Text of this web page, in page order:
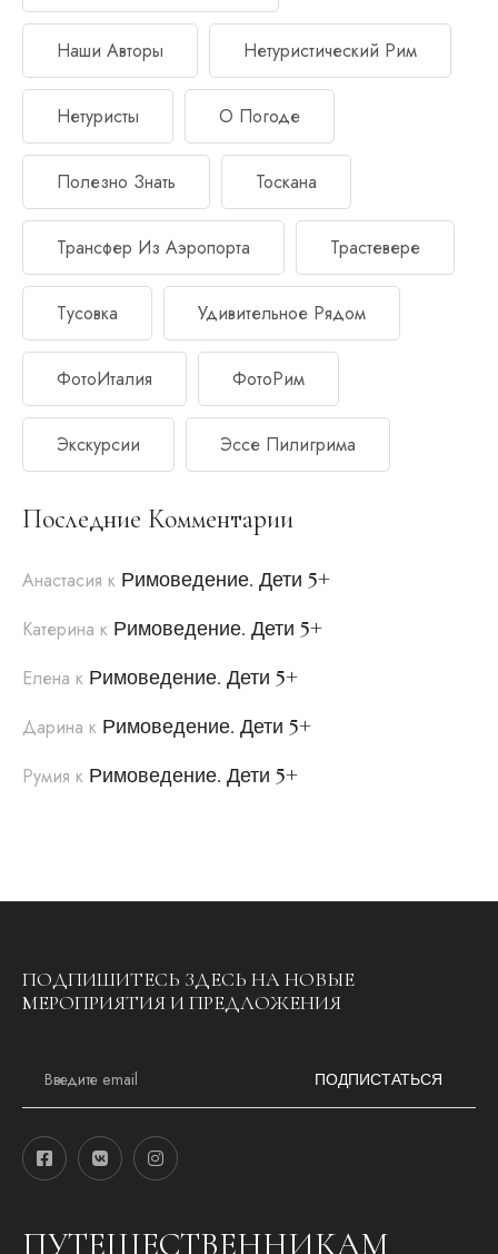
Наши Авторы Нетуристический Рим
Нетуристы О Погоде
Полезно Знать Тоскана
Трансфер Из Аэропорта Трастевере
Тусовка Удивительное Рядом
ФотоИталия ФотоРим
Экскурсии Эссе Пилигрима
Последние Комментарии
Анастасия к Римоведение. Дети 5+
Катерина к Римоведение. Дети 5+
Елена к Римоведение. Дети 5+
Дарина к Римоведение. Дети 5+
Румия к Римоведение. Дети 5+
ПОДПИШИТЕСЬ ЗДЕСЬ НА НОВЫЕ
МЕРОПРИЯТИЯ И ПРЕДЛОЖЕНИЯ
a
l
*
ПОДПИСТАТЬСЯ
ПУТЕШЕСТВЕННИКАМ